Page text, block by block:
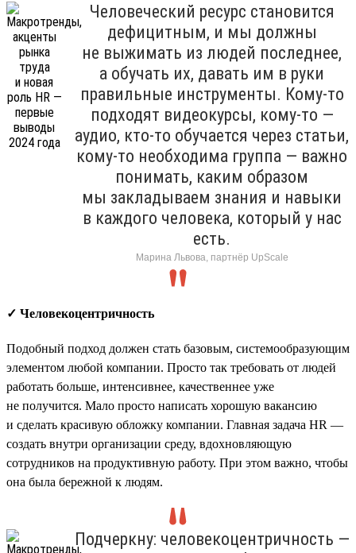
Человеческий ресурс становится
дефицитным, и мы должны
не выжимать из людей последнее,
а обучать их, давать им в руки
правильные инструменты. Кому-то
подходят видеокурсы, кому-то —
аудио, кто-то обучается через статьи,
кому-то необходима группа — важно
понимать, каким образом
мы закладываем знания и навыки
в каждого человека, который у нас
есть.
Марина Львова, партнёр UpScale
✓ Человекоцентричность
Подобный подход должен стать базовым, системообразующим
элементом любой компании. Просто так требовать от людей
работать больше, интенсивнее, качественнее уже
не получится. Мало просто написать хорошую вакансию
и сделать красивую обложку компании. Главная задача HR —
создать внутри организации среду, вдохновляющую
сотрудников на продуктивную работу. При этом важно, чтобы
она была бережной к людям.
Подчеркну: человекоцентричность —